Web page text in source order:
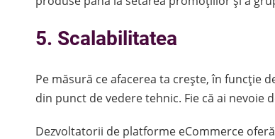
5. Scalabilitatea
Pe măsură ce afacerea ta crește, în funcție
din punct de vedere tehnic. Fie că ai
Dezvoltatorii de platforme eCommerce